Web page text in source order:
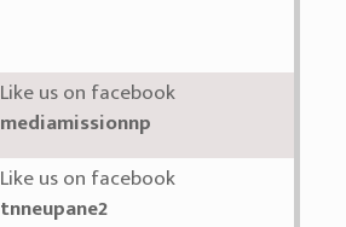
Like us on facebook
mediamissionnp
Like us on facebook
tnneupane2